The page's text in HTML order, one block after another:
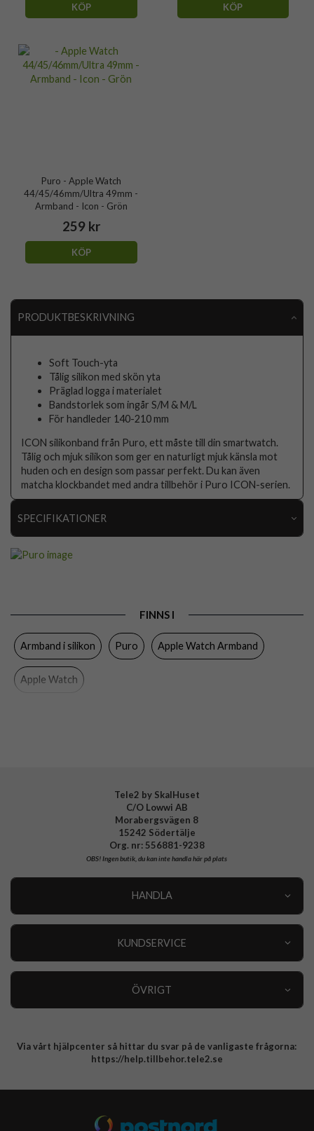
KÖP KÖP
Puro - Apple Watch
44/45/46mm/Ultra 49mm -
Armband - Icon - Grön
259 kr
KÖP
PRODUKTBESKRIVNING
Soft Touch-yta
Tålig silikon med skön yta
Präglad logga i materialet
Bandstorlek som ingår S/M & M/L
För handleder 140-210 mm
ICON silikonband från Puro, ett måste till din smartwatch.
Tålig och mjuk silikon som ger en naturligt mjuk känsla mot
huden och en design som passar perfekt. Du kan även
matcha klockbandet med andra tillbehör i Puro ICON-serien.
SPECIFIKATIONER
Färg
Material
Varumärke
FINNS I
Armband i silikon Puro Apple Watch Armband
Apple Watch
Tele2 by SkalHuset
C/O Lowwi AB
Morabergsvägen 8
15242 Södertälje
Org. nr: 556881-9238
OBS!Ingen butik, du kan inte handla här på plats
HANDLA
KUNDSERVICE
ÖVRIGT
Integritetspolicy
Via vårt hjälpcenter så hittar du svar på de vanligaste frågorna:
https://help.tillbehor.tele2.se